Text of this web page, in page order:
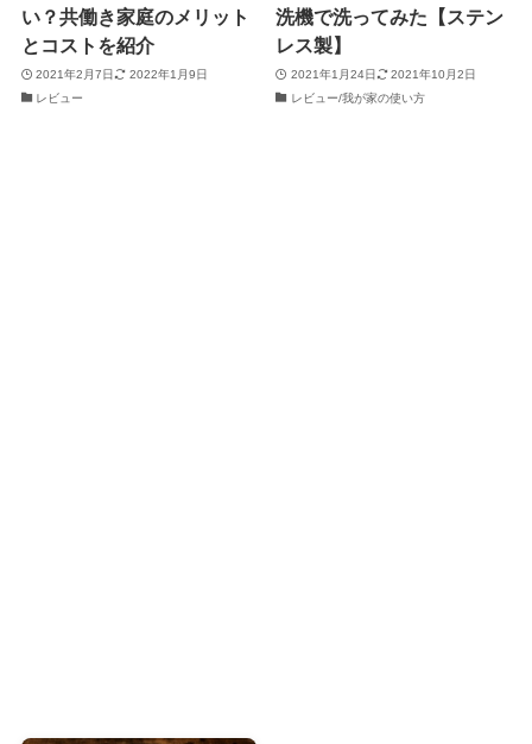
い？共働き家庭のメリット
とコストを紹介
2021年2月7日
2022年1月9日
レビュー
洗機で洗ってみた【ステン
レス製】
2021年1月24日
2021年10月2日
レビュー/我が家の使い方